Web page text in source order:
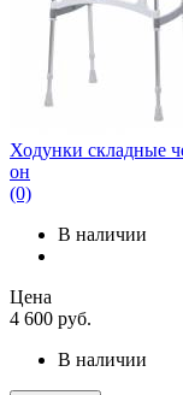
Ходунки складные
он
(0)
В наличии
Цена
4 600 руб.
В наличии